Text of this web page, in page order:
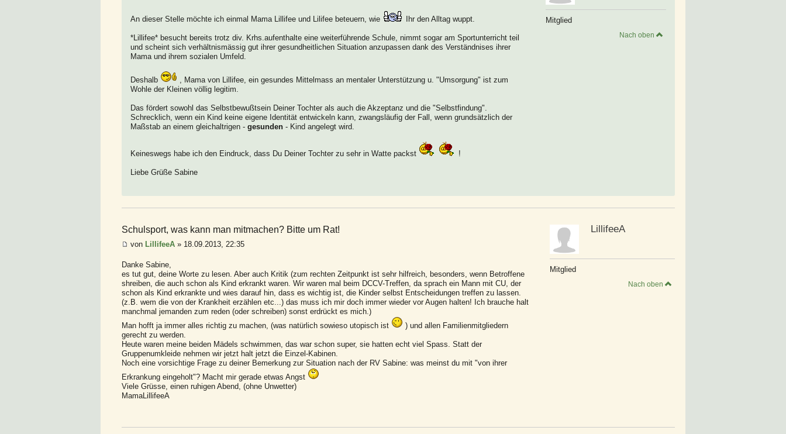
An dieser Stelle möchte ich einmal Mama Lillifee und Lilifee beteuern, wie Ihr den Alltag wuppt.
*Lillifee* besucht bereits trotz div. Krhs.aufenthalte eine weiterführende Schule, nimmt sogar am Sportunterricht teil
und scheint sich verhältnismässig gut ihrer gesundheitlichen Situation anzupassen dank des Verständnises ihrer
Mama und ihrem sozialen Umfeld.
Deshalb
, Mama von Lillifee, ein gesundes Mittelmass an mentaler Unterstützung u. "Umsorgung" ist zum
Wohle der Kleinen völlig legitim.
Das fördert sowohl das Selbstbewußtsein Deiner Tochter als auch die Akzeptanz und die "Selbstfindung".
Schrecklich, wenn ein Kind keine eigene Identität entwickeln kann, zwangsläufig der Fall, wenn grundsätzlich der
Maßstab an einem gleichaltrigen - gesunden - Kind angelegt wird.
Keineswegs habe ich den Eindruck, dass Du Deiner Tochter zu sehr in Watte packst !
Liebe Grüße Sabine
Mitglied
Nach oben
Schulsport, was kann man mitmachen? Bitte um Rat!
von LillifeeA » 18.09.2013, 22:35
Danke Sabine,
es tut gut, deine Worte zu lesen. Aber auch Kritik (zum rechten Zeitpunkt ist sehr hilfreich, besonders, wenn Betroffene
shreiben, die auch schon als Kind erkrankt waren. Wir waren mal beim DCCV-Treffen, da sprach ein Mann mit CU, der
schon als Kind erkrankte und wies darauf hin, dass es wichtig ist, die Kinder selbst Entscheidungen treffen zu lassen.
(z.B. wem die von der Krankheit erzählen etc...) das muss ich mir doch immer wieder vor Augen halten! Ich brauche halt
manchmal jemanden zum reden (oder schreiben) sonst erdrückt es mich.)
Man hofft ja immer alles richtig zu machen, (was natürlich sowieso utopisch ist
) und allen Familienmitgliedern
gerecht zu werden.
Heute waren meine beiden Mädels schwimmen, das war schon super, sie hatten echt viel Spass. Statt der
Gruppenumkleide nehmen wir jetzt halt jetzt die Einzel-Kabinen.
Noch eine vorsichtige Frage zu deiner Bemerkung zur Situation nach der RV Sabine: was meinst du mit "von ihrer
Erkrankung eingeholt"? Macht mir gerade etwas Angst
Viele Grüsse, einen ruhigen Abend, (ohne Unwetter)
MamaLillifeeA
LillifeeA
Mitglied
Nach oben